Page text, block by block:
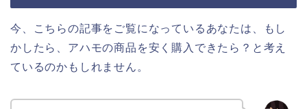
今、こちらの記事をご覧になっているあなたは、もし
かしたら、アハモの商品を安く購入できたら？と考え
ているのかもしれません。